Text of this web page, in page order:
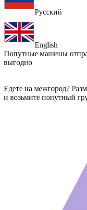
Русский
English
Попутные машины
выгодно
Едете на межгород?
и возьмите попутный